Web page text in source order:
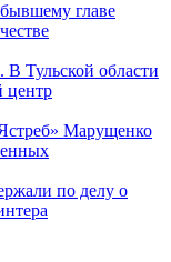
главе
Тульской области
центр
Марущенко
по делу о